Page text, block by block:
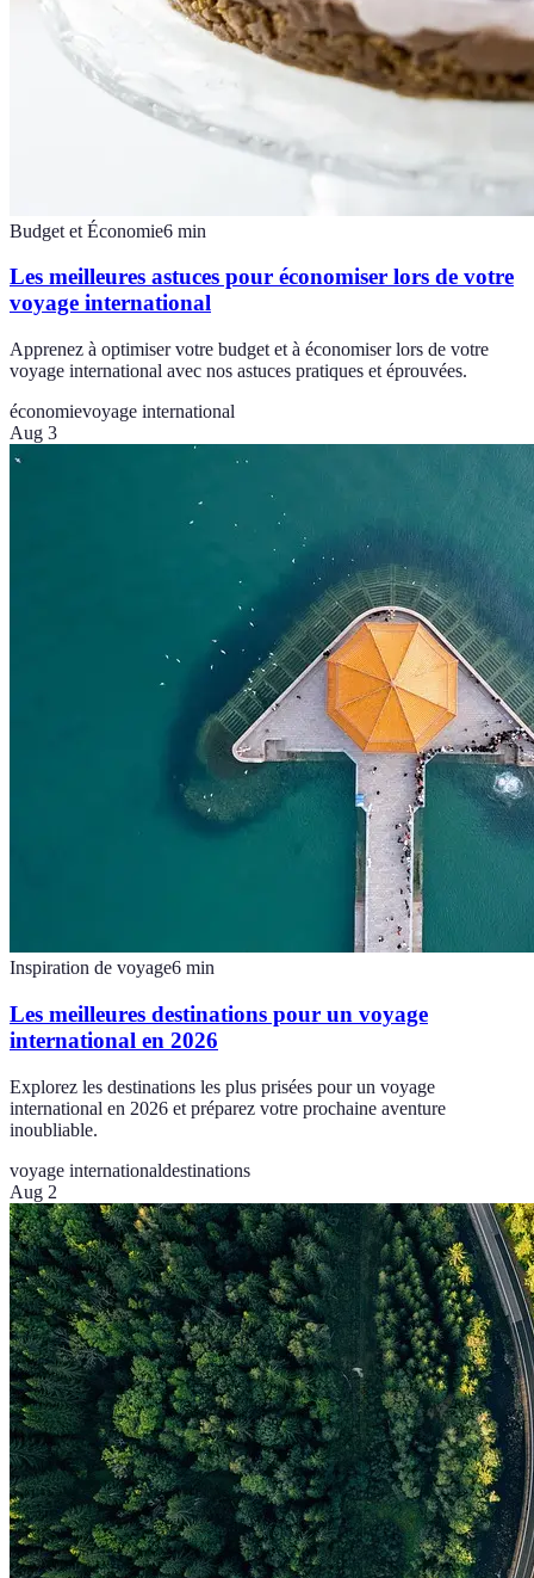
Budget et Économie6 min
Les meilleures astuces pour économiser lors de votre
voyage international
Apprenez à optimiser votre budget et à économiser lors de votre
voyage international avec nos astuces pratiques et éprouvées.
économievoyage international
Aug 3
Inspiration de voyage6 min
Les meilleures destinations pour un voyage
international en 2026
Explorez les destinations les plus prisées pour un voyage
international en 2026 et préparez votre prochaine aventure
inoubliable.
voyage internationaldestinations
Aug 2